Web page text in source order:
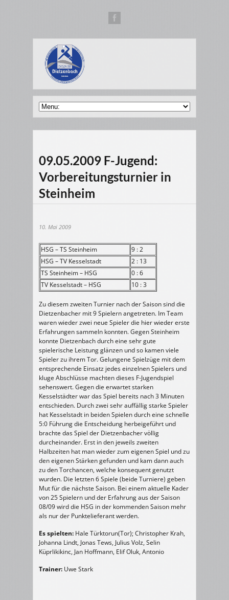
09.05.2009 F-Jugend:
Vorbereitungsturnier in
Steinheim
10. Mai 2009
HSG – TS Steinheim
9 : 2
HSG – TV Kesselstadt
2 : 13
TS Steinheim – HSG
0 : 6
TV Kesselstadt – HSG
10 : 3
Zu diesem zweiten Turnier nach der Saison sind die
Dietzenbacher mit 9 Spielern angetreten. Im Team
waren wieder zwei neue Spieler die hier wieder erste
Erfahrungen sammeln konnten. Gegen Steinheim
konnte Dietzenbach durch eine sehr gute
spielerische Leistung glänzen und so kamen viele
Spieler zu ihrem Tor. Gelungene Spielzüge mit dem
entsprechende Einsatz jedes einzelnen Spielers und
kluge Abschlüsse machten dieses F-Jugendspiel
sehenswert. Gegen die erwartet starken
Kesselstädter war das Spiel bereits nach 3 Minuten
entschieden. Durch zwei sehr auffällig starke Spieler
hat Kesselstadt in beiden Spielen durch eine schnelle
5:0 Führung die Entscheidung herbeigeführt und
brachte das Spiel der Dietzenbacher völlig
durcheinander. Erst in den jeweils zweiten
Halbzeiten hat man wieder zum eigenen Spiel und zu
den eigenen Stärken gefunden und kam dann auch
zu den Torchancen, welche konsequent genutzt
wurden. Die letzten 6 Spiele (beide Turniere) geben
Mut für die nächste Saison. Bei einem aktuelle Kader
von 25 Spielern und der Erfahrung aus der Saison
08/09 wird die HSG in der kommenden Saison mehr
als nur der Punktelieferant werden.
Es spielten: Hale Türktorun(Tor); Christopher Krah,
Johanna Lindt, Jonas Tews, Julius Volz, Selin
Küprlikikinc, Jan Hoffmann, Elif Oluk, Antonio
Trainer: Uwe Stark